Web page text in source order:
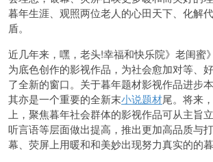
暮年生涯、观照两位老人的心田天下、化解
盾。
近几年来，嘿，老头!幸福和快乐院》老闺蜜
为底色创作的影视作品，为社会愈加对等、
了全新的窗口。关于暮年题材影视作品进步
其亦是一个重要的全新末小说题材尾。将来
上，聚焦暮年社会群体的影视作品可从主旨
听言语等层面做出提高，推出更加高品质与
幕、荧屏上用暖和和美妙出现努力真实的的暮